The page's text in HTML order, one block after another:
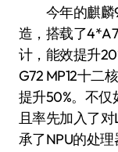
今年的麒麟
造，搭载了
计，能效提升
G72 MP12十二
提升50%。不仅
且率先加入了
承了NPU的处理